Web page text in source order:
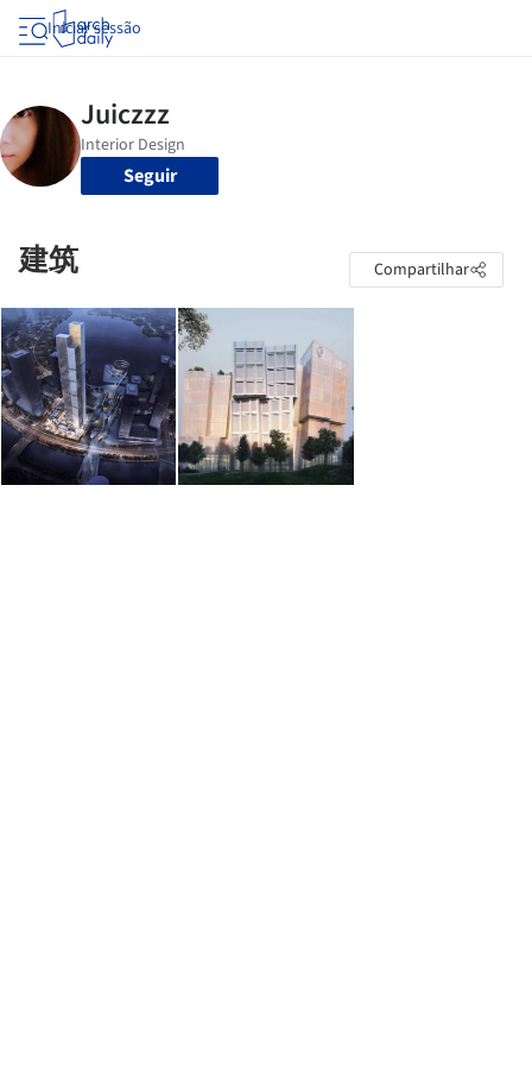
Iniciar sessão
Seguir
建筑 Compartilhar